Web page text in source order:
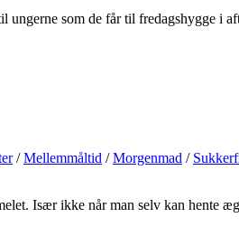
ungerne som de får til fredagshygge i
/Mellemmåltid /Morgenmad /
Især ikke når man selv kan hente